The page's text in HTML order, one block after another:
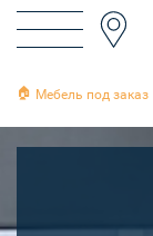
🏠 Мебель под заказ